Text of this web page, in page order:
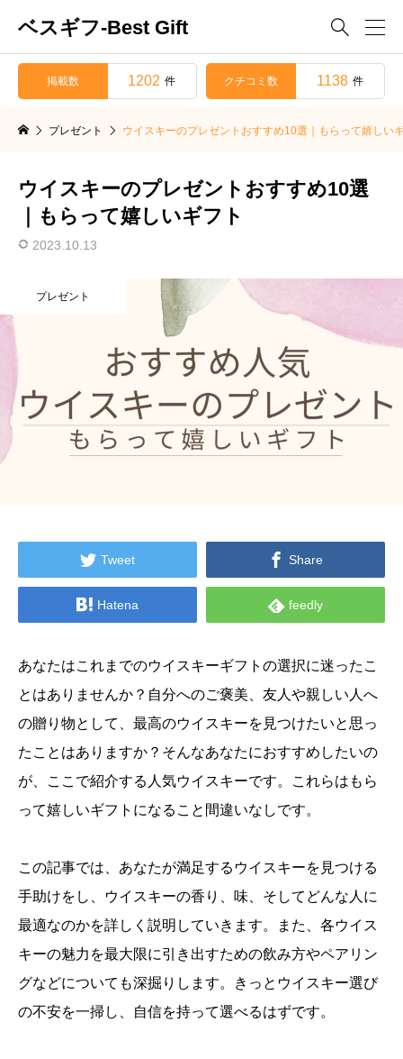
ベスギフ-Best Gift 
掲載数 1202 件 クチコミ数 1138 件
プレゼント ウイスキーのプレゼントおすすめ10選｜もらって嬉しい
ウイスキーのプレゼントおすすめ10選
｜もらって嬉しいギフト
2023.10.13
プレゼント
 Tweet  Share
 Hatena  feedly
あなたはこれまでのウイスキーギフトの選択に迷ったこ
とはありませんか？自分へのご褒美、友人や親しい人へ
の贈り物として、最高のウイスキーを見つけたいと思っ
たことはありますか？そんなあなたにおすすめしたいの
が、ここで紹介する人気ウイスキーです。これらはもら
って嬉しいギフトになること間違いなしです。
この記事では、あなたが満足するウイスキーを見つける
手助けをし、ウイスキーの香り、味、そしてどんな人に
最適なのかを詳しく説明していきます。また、各ウイス
キーの魅力を最大限に引き出すための飲み方やペアリン
グなどについても深掘りします。きっとウイスキー選び
の不安を一掃し、自信を持って選べるはずです。